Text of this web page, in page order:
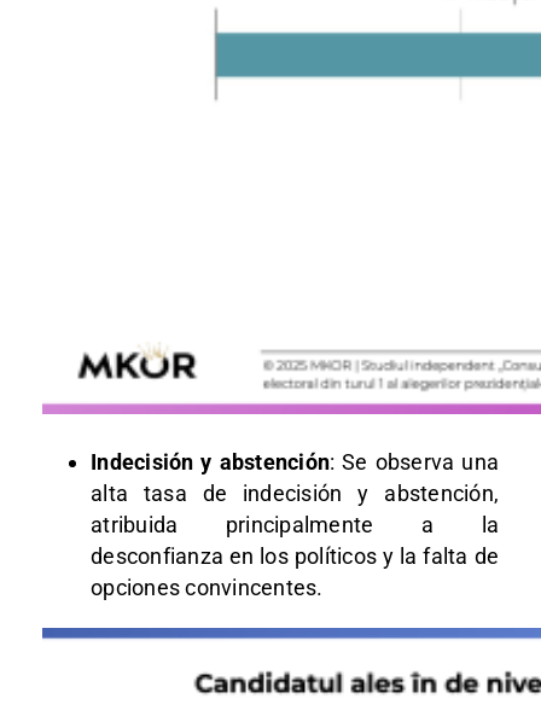
Indecisión y abstención: Se observa una
alta tasa de indecisión y abstención,
atribuida principalmente a la
desconfianza en los políticos y la falta de
opciones convincentes.